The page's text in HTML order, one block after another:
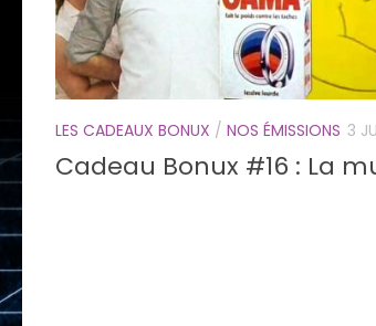
LES CADEAUX BONUX / NOS ÉMISSIONS 3
Cadeau Bonux #16 : La